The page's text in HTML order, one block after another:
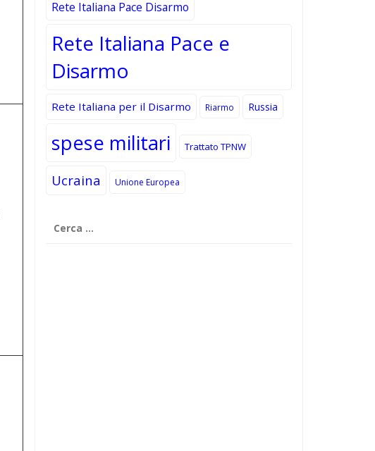
Rete Italiana Pace Disarmo
Rete Italiana Pace e
Disarmo
Rete Italiana per il Disarmo Riarmo Russia
spese militari Trattato TPNW
Ucraina Unione Europea
per: